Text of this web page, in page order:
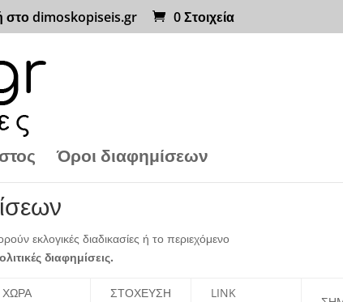
στο dimoskopiseis.gr 0 Στοιχεία
Όροι διαφημίσεων
εκλογικές διαδικασίες ή το περιεχόμενο
διαφημίσεις.
ΧΩΡΑ
ΣΤΟΧΕΥΣΗ
LINK